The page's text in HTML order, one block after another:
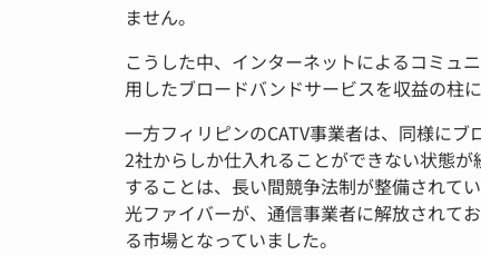
ません。
こうした中、インターネットによるコミュ
用したブロードバンドサービスを収益の柱
一方フィリピンのCATV事業者は、同様に
2社からしか仕入れることができない状態
することは、長い間競争法制が整備されて
光ファイバーが、通信事業者に解放されて
る市場となっていました。